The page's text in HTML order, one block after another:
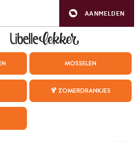
AANMELDEN
MOSSELEN
🍹 ZOMERDRANKJES